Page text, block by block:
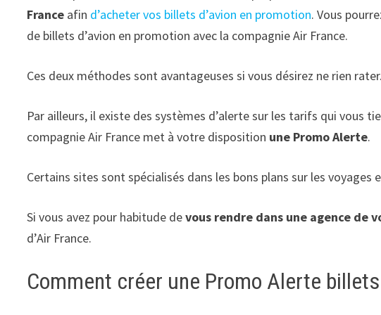
France afin d’acheter vos billets d’avion en promotion. Vous
de billets d’avion en promotion avec la compagnie Air France.
Ces deux méthodes sont avantageuses si vous désirez ne rien rater.
Par ailleurs, il existe des systèmes d’alerte sur les tarifs qui vous
compagnie Air France met à votre disposition une Promo Alerte.
Certains sites sont spécialisés dans les bons plans sur les
Si vous avez pour habitude devous rendre dans une agence de
d’Air France.
Comment créer une Promo Alerte billets